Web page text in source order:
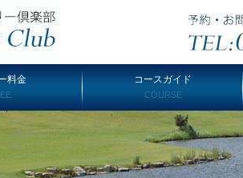
料金 コースガイド
COURSE